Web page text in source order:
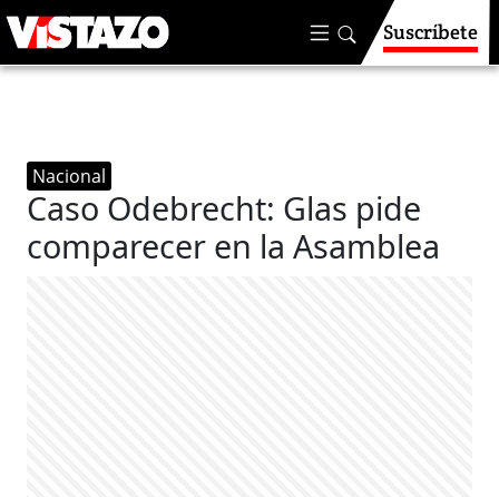
Suscríbete
Nacional
Caso Odebrecht: Glas pide
comparecer en la Asamblea